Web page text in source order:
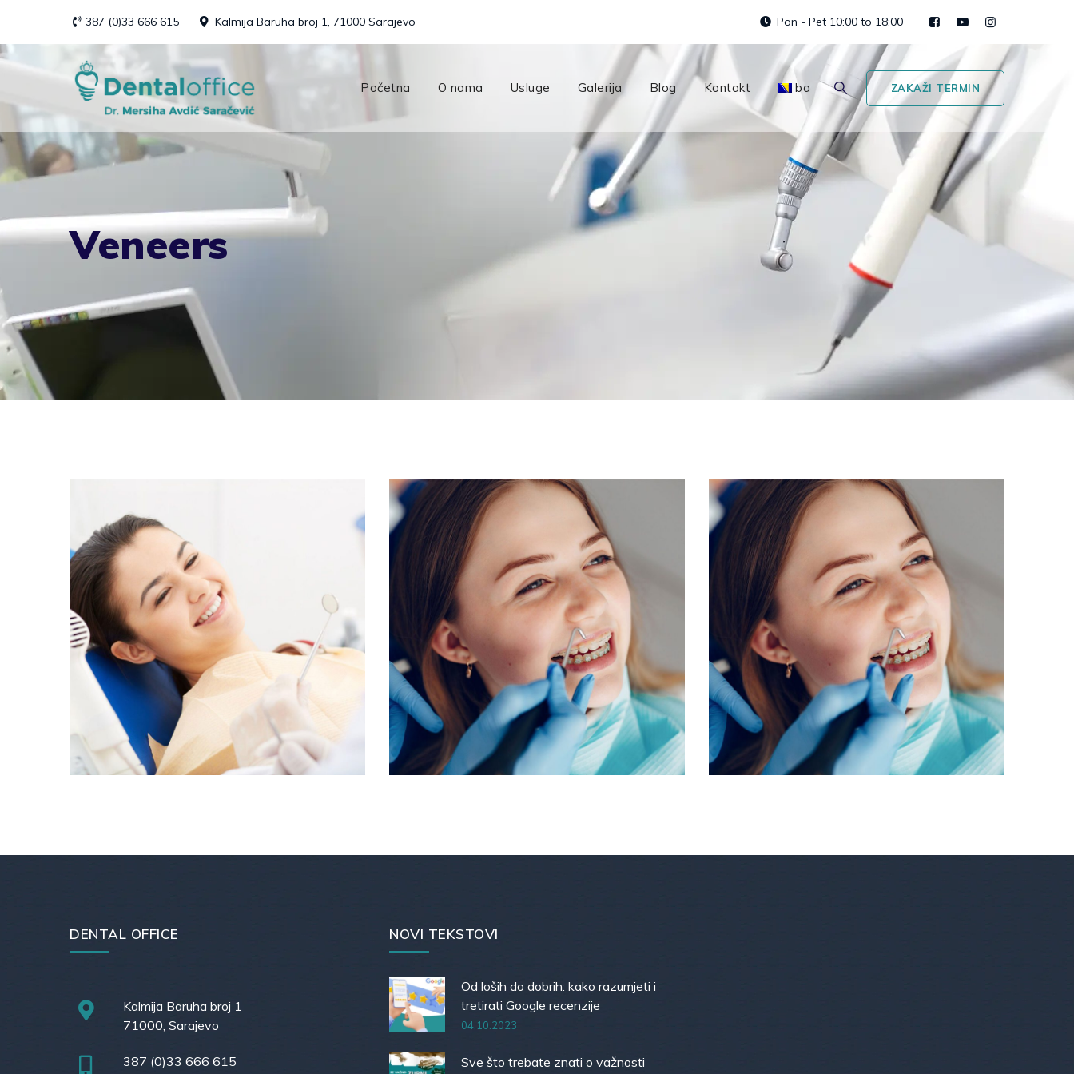
content
387 (0)33 666 615 Kalmija Baruha broj 1, 71000 Sarajevo Pon - Pet 10:00 to 18:00
Početna O nama Usluge Galerija Blog Kontakt ba ZAKAŽI TERMIN
Veneers
DENTAL OFFICE
Kalmija Baruha broj 1
71000, Sarajevo
387 (0)33 666 615
NOVI TEKSTOVI
Od loših do dobrih: kako razumjeti i
tretirati Google recenzije
04.10.2023
Sve što trebate znati o važnosti